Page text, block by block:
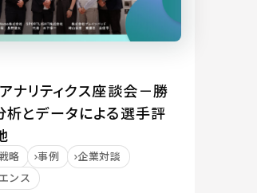
ナリティクス座談会－勝
析とデータによる選手評
略 事例
企業対談
ンス